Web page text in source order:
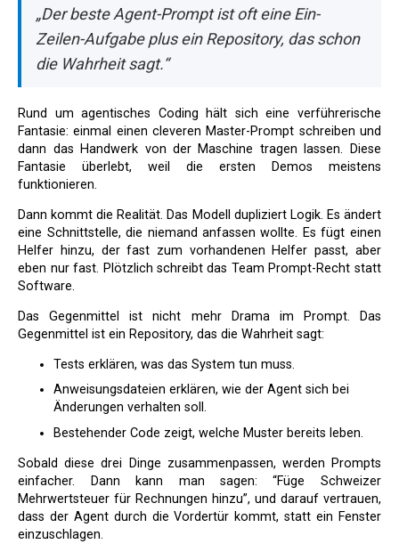
„Der beste Agent-Prompt ist oft eine Ein-
Zeilen-Aufgabe plus ein Repository, das schon
die Wahrheit sagt.“
Rund um agentisches Coding hält sich eine verführerische
Fantasie: einmal einen cleveren Master-Prompt schreiben und
dann das Handwerk von der Maschine tragen lassen. Diese
Fantasie überlebt, weil die ersten Demos meistens
funktionieren.
Dann kommt die Realität. Das Modell dupliziert Logik. Es ändert
eine Schnittstelle, die niemand anfassen wollte. Es fügt einen
Helfer hinzu, der fast zum vorhandenen Helfer passt, aber
eben nur fast. Plötzlich schreibt das Team Prompt-Recht statt
Software.
Das Gegenmittel ist nicht mehr Drama im Prompt. Das
Gegenmittel ist ein Repository, das die Wahrheit sagt:
Tests erklären, was das System tun muss.
Anweisungsdateien erklären, wie der Agent sich bei
Änderungen verhalten soll.
Bestehender Code zeigt, welche Muster bereits leben.
Sobald diese drei Dinge zusammenpassen, werden Prompts
einfacher. Dann kann man sagen: “Füge Schweizer
Mehrwertsteuer für Rechnungen hinzu”, und darauf vertrauen,
dass der Agent durch die Vordertür kommt, statt ein Fenster
einzuschlagen.